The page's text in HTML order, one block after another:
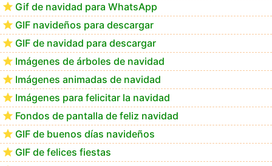
Gif de navidad para WhatsApp
GIF navideños para descargar
GIF de navidad para descargar
Imágenes de árboles de navidad
Imágenes animadas de navidad
Imágenes para felicitar la navidad
Fondos de pantalla de feliz navidad
GIF de buenos días navideños
GIF de felices fiestas